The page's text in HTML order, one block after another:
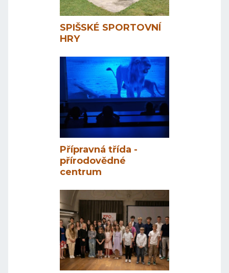
SPIŠSKÉ SPORTOVNÍ
HRY
Přípravná třída -
přírodovědné
centrum